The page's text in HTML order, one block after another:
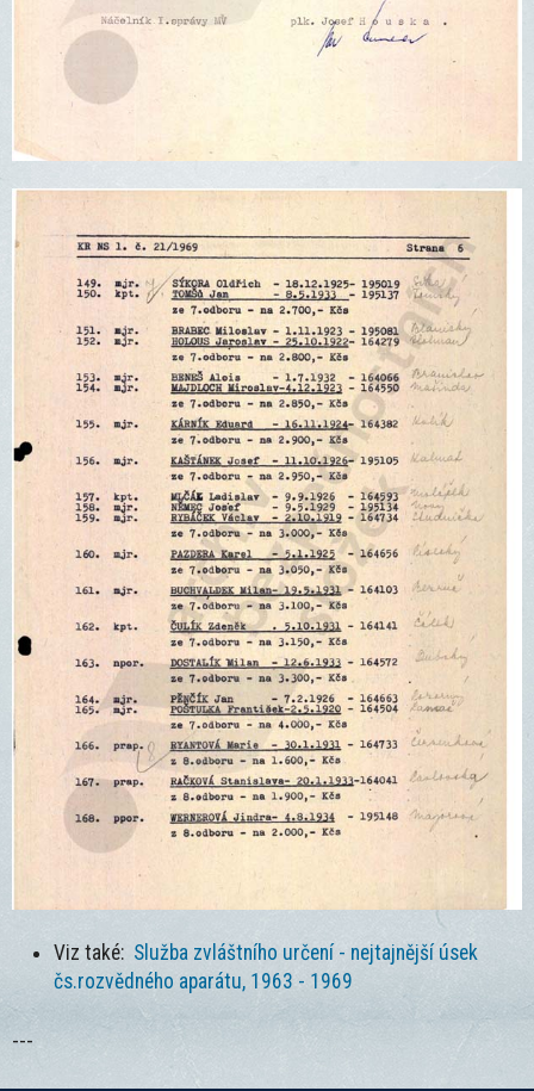
Viz také: Služba zvláštního určení- nejtajnější úsek
čs.rozvědného aparátu, 1963 - 1969
---